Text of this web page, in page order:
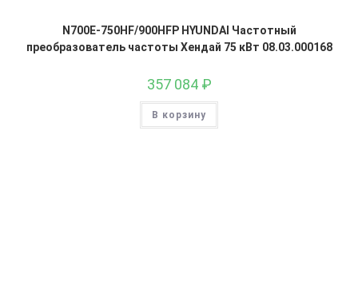
N700E-750HF/900HFP HYUNDAI Частотный
преобразователь частоты Хендай 75 кВт 08.03.000168
357 084 ₽
В корзину